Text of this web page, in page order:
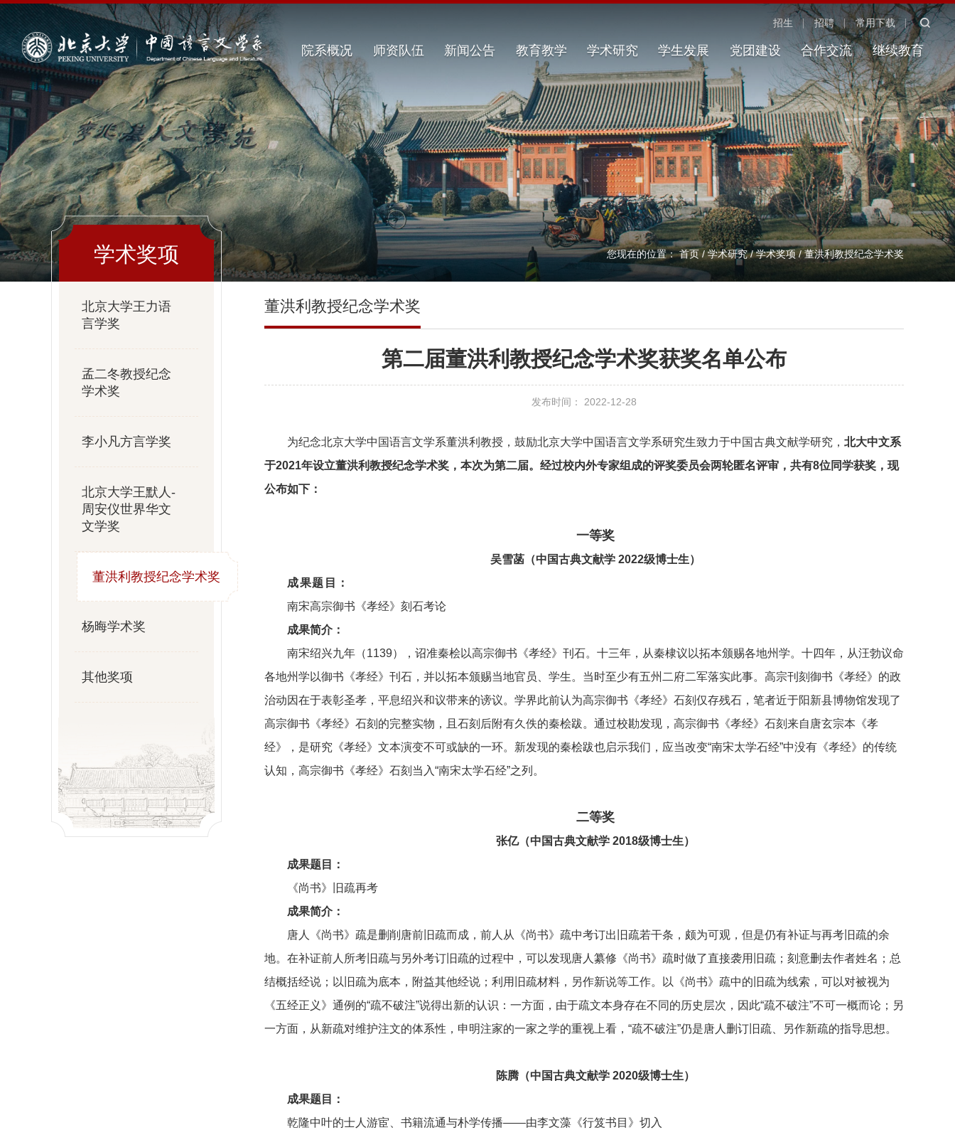
招生 招聘 常用下载
院系概况 师资队伍 新闻公告 教育教学 学术研究 学生发展 党团建设 合作交流 继续教育
您现在的位置：首页 /学术研究/学术奖项/董洪利教授纪念学术奖
学术奖项
北京大学王力语
言学奖
孟二冬教授纪念
学术奖
李小凡方言学奖
北京大学王默人-
周安仪世界华文
文学奖
董洪利教授纪念学术奖
杨晦学术奖
其他奖项
董洪利教授纪念学术奖
第二届董洪利教授纪念学术奖获奖名单公布
发布时间： 2022-12-28
为纪念北京大学中国语言文学系董洪利教授，鼓励北京大学中国语言文学系研究生致力于中国古典文献学研究， 北大中文系
于2021年设立董洪利教授纪念学术奖，本次为第二届。经过校内外专家组成的评奖委员会两轮匿名评审， 共有8位同学获奖，现
公布如下：
一等奖
吴雪菡 （中国古典文献学 2022级博士生）
成果题目：
南宋高宗御书《孝经》刻石考论
成果简介：
南宋绍兴九年（1139），诏准秦桧以高宗御书《孝经》刊石。十三年，从秦棣议以拓本颁赐各地州学。十四年，从汪勃议命
各地州学以御书《孝经》刊石，并以拓本颁赐当地官员、学生。当时至少有五州二府二军落实此事。高宗刊刻御书《孝经》的政
治动因在于表彰圣孝，平息绍兴和议带来的谤议。学界此前认为高宗御书《孝经》石刻仅存残石，笔者近于阳新县博物馆发现了
高宗御书《孝经》石刻的完整实物，且石刻后附有久佚的秦桧跋。通过校勘发现，高宗御书《孝经》石刻来自唐玄宗本《孝
经》，是研究《孝经》文本演变不可或缺的一环。新发现的秦桧跋也启示我们，应当改变“南宋太学石经”中没有《孝经》的传统
认知，高宗御书《孝经》石刻当入“南宋太学石经”之列。
二等奖
张亿（中国古典文献学 2018级博士生）
成果题目：
《尚书》旧疏再考
成果简介：
唐人《尚书》疏是删削唐前旧疏而成，前人从《尚书》疏中考订出旧疏若干条，颇为可观，但是仍有补证与再考旧疏的余
地。在补证前人所考旧疏与另外考订旧疏的过程中，可以发现唐人纂修《尚书》疏时做了直接袭用旧疏；刻意删去作者姓名；总
结概括经说；以旧疏为底本，附益其他经说；利用旧疏材料，另作新说等工作。以《尚书》疏中的旧疏为线索，可以对被视为
《五经正义》通例的“疏不破注”说得出新的认识：一方面，由于疏文本身存在不同的历史层次，因此“疏不破注”不可一概而论；另
一方面，从新疏对维护注文的体系性，申明注家的一家之学的重视上看，“疏不破注”仍是唐人删订旧疏、另作新疏的指导思想。
陈腾 （中国古典文献学 2020级博士生）
成果题目：
乾隆中叶的士人游宦、书籍流通与朴学传播——由李文藻《行笈书目》切入